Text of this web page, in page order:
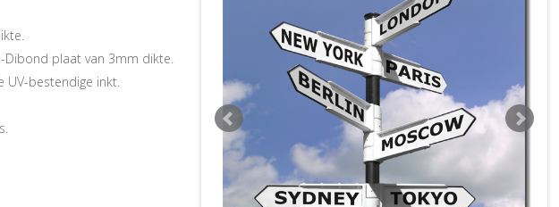
plaat van 3mm dikte.
UV-bestendige inkt.